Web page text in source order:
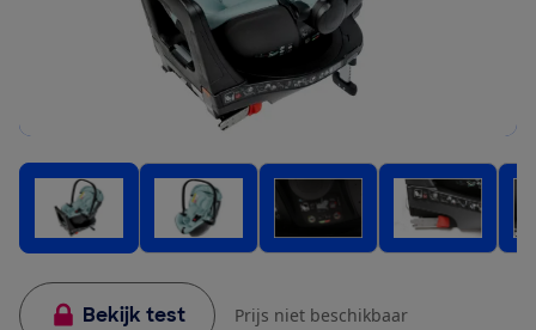
Bekijk test Prijs niet beschikbaar